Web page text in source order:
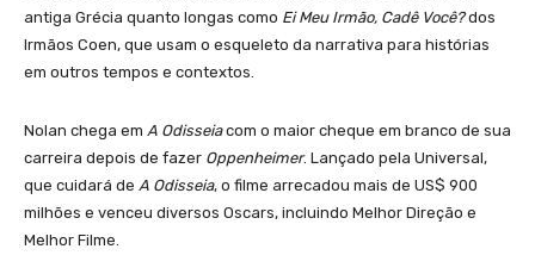
antiga Grécia quanto longas como Ei Meu Irmão, Cadê Você?dos
Irmãos Coen, que usam o esqueleto da narrativa para histórias
em outros tempos e contextos.
Nolan chega em A Odisseiacom o maior cheque em branco de sua
carreira depois de fazer Oppenheimer. Lançado pela Universal,
que cuidará de A Odisseia, o filme arrecadou mais de US$ 900
milhões e venceu diversos Oscars, incluindo Melhor Direção e
Melhor Filme.